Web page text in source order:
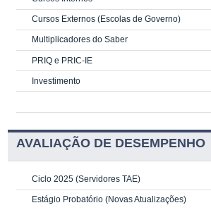
Cursos Externos (Escolas de Governo)
Multiplicadores do Saber
PRIQ e PRIC-IE
Investimento
AVALIAÇÃO DE DESEMPENHO
Ciclo 2025 (Servidores TAE)
Estágio Probatório (Novas Atualizações)